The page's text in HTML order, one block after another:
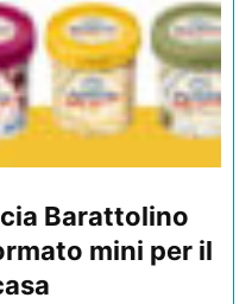
Barattolino
mini per il